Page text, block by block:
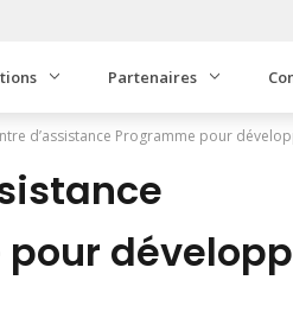
Partenaires
d’assistance Programme pour